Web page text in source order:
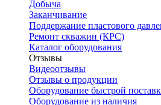
Добыча
Заканчивание
Поддержание пластового
Ремонт скважин (КРС)
Каталог оборудования
Отзывы
Видеоотзывы
Отзывы о продукции
Оборудование быстрой
Оборудование из наличия